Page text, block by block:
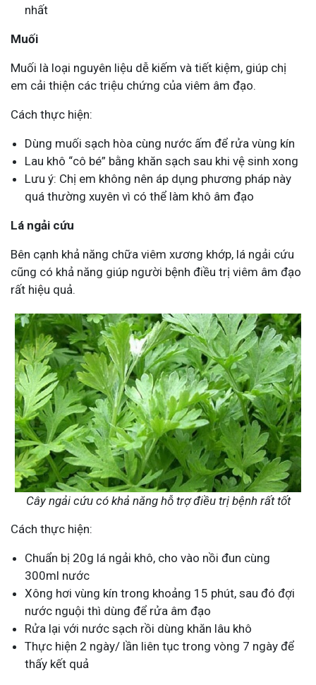
nhất
Muối
Muối là loại nguyên liệu dễ kiếm và tiết kiệm, giúp chị
em cải thiện các triệu chứng của viêm âm đạo.
Cách thực hiện:
Dùng muối sạch hòa cùng nước ấm để rửa vùng kín
Lau khô “cô bé” bằng khăn sạch sau khi vệ sinh xong
Lưu ý: Chị em không nên áp dụng phương pháp này
quá thường xuyên vì có thể làm khô âm đạo
Lá ngải cứu
Bên cạnh khả năng chữa viêm xương khớp, lá ngải cứu
cũng có khả năng giúp người bệnh điều trị viêm âm đạo
rất hiệu quả.
Cây ngải cứu có khả năng hỗ trợ điều trị bệnh rất tốt
Cách thực hiện:
Chuẩn bị 20g lá ngải khô, cho vào nồi đun cùng
300ml nước
Xông hơi vùng kín trong khoảng 15 phút, sau đó đợi
nước nguội thì dùng để rửa âm đạo
Rửa lại với nước sạch rồi dùng khăn lâu khô
Thực hiện 2 ngày/ lần liên tục trong vòng 7 ngày để
thấy kết quả